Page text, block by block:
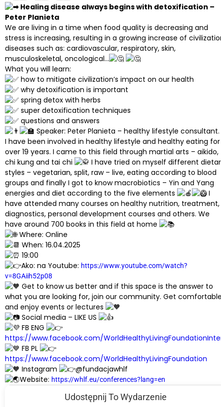
Healing disease always begins with detoxification –
Peter Planieta
We are living in a time when food quality is decreasing and
stress is increasing, resulting in a growing increase of
diseases such as: cardiovascular, respiratory, skin,
musculoskeletal, oncological…
What you will learn:
how to mitigate civilization’s impact on our health
why detoxification is important
spring detox with herbs
super detoxification techniques
questions and answers
Speaker: Peter Planieta – healthy lifestyle consultant.
I have been involved in healthy lifestyle and healthy eating for
over 19 years. I came to this field through martial arts – aikido,
chi kung and tai chi
I have tried on myself different
styles – vegetarian, split, raw – live, eating according to blood
groups and finally I got to know macrobiotics – Yin and Yang
energies and diet according to the five elements
I
have attended many courses on healthy nutrition, treatment,
diagnostics, personal development courses and others. We
have around 700 books in this field at home
Where: Online
When: 16.04.2025
19:00
Ako: na Youtube: https://www.youtube.com/watch?
v=8GAiih52p08
Get to know us better and if this space is the answer to
what you are looking for, join our community. Get
and enjoy events or lectures
Social media – LIKE US
FB ENG
https://www.facebook.com/
FB PL
https://www.facebook.com/WorldHealthyLivingFoundation
Instagram
@fundacjawhlf
Website: https://whlf.eu/conferences?lang=en
Udostępnij To Wydarzenie